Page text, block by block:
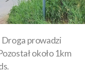
Droga prowadzi
około 1km